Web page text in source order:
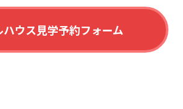
ハウス見学予約フォーム